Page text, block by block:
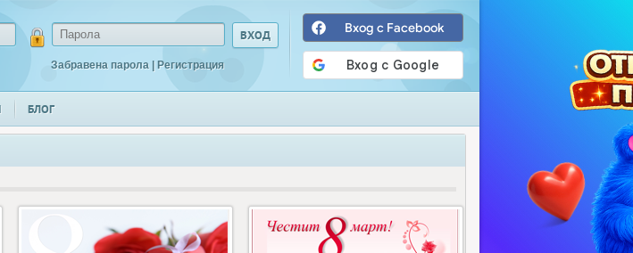
Забравена парола | Регистрация
Вход с Facebook
БЛОГ